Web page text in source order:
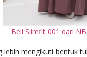
Beli Slimfit 001 dari
lebih mengikuti bentuk